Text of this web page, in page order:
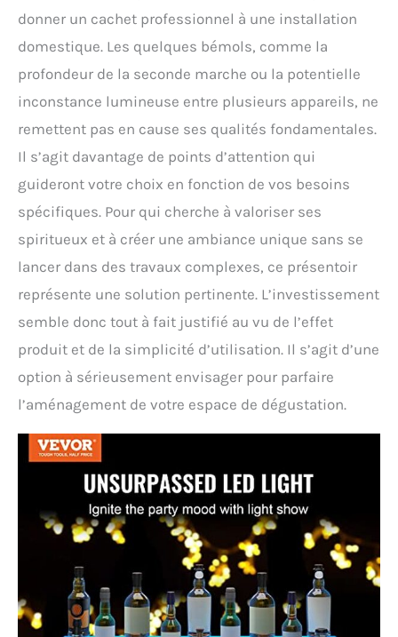
donner un cachet professionnel à une installation
domestique. Les quelques bémols, comme la
profondeur de la seconde marche ou la potentielle
inconstance lumineuse entre plusieurs appareils, ne
remettent pas en cause ses qualités fondamentales.
Il s’agit davantage de points d’attention qui
guideront votre choix en fonction de vos besoins
spécifiques. Pour qui cherche à valoriser ses
spiritueux et à créer une ambiance unique sans se
lancer dans des travaux complexes, ce présentoir
représente une solution pertinente. L’investissement
semble donc tout à fait justifié au vu de l’effet
produit et de la simplicité d’utilisation. Il s’agit d’une
option à sérieusement envisager pour parfaire
l’aménagement de votre espace de dégustation.